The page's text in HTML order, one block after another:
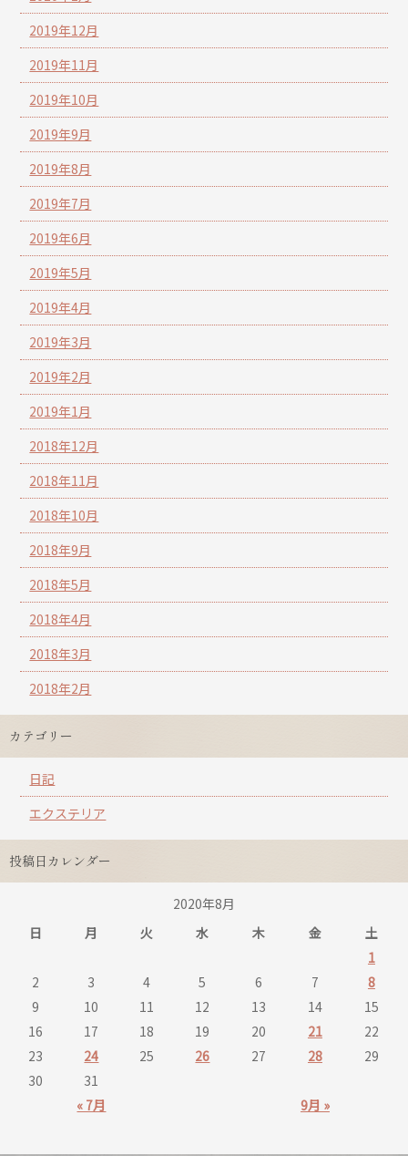
2019年12月
2019年11月
2019年10月
2019年9月
2019年8月
2019年7月
2019年6月
2019年5月
2019年4月
2019年3月
2019年2月
2019年1月
2018年12月
2018年11月
2018年10月
2018年9月
2018年5月
2018年4月
2018年3月
2018年2月
カテゴリー
日記
エクステリア
投稿日カレンダー
2020年8月
日
月 火 水 木 金 土
« 7月 9月 »
1
2
3 4 5 6 7
8
9
10 11 12 13 14
15
16
17 18 19 20 21
22
23
24 25 26 27 28
29
30
31